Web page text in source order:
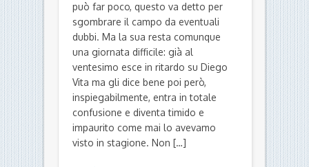
può far poco, questo va detto per
sgombrare il campo da eventuali
dubbi. Ma la sua resta comunque
una giornata difficile: già al
ventesimo esce in ritardo su Diego
Vita ma gli dice bene poi però,
inspiegabilmente, entra in totale
confusione e diventa timido e
impaurito come mai lo avevamo
visto in stagione. Non […]